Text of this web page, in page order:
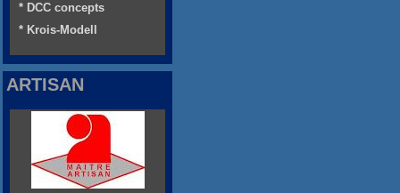
* DCC concepts
* Krois-Modell
ARTISAN